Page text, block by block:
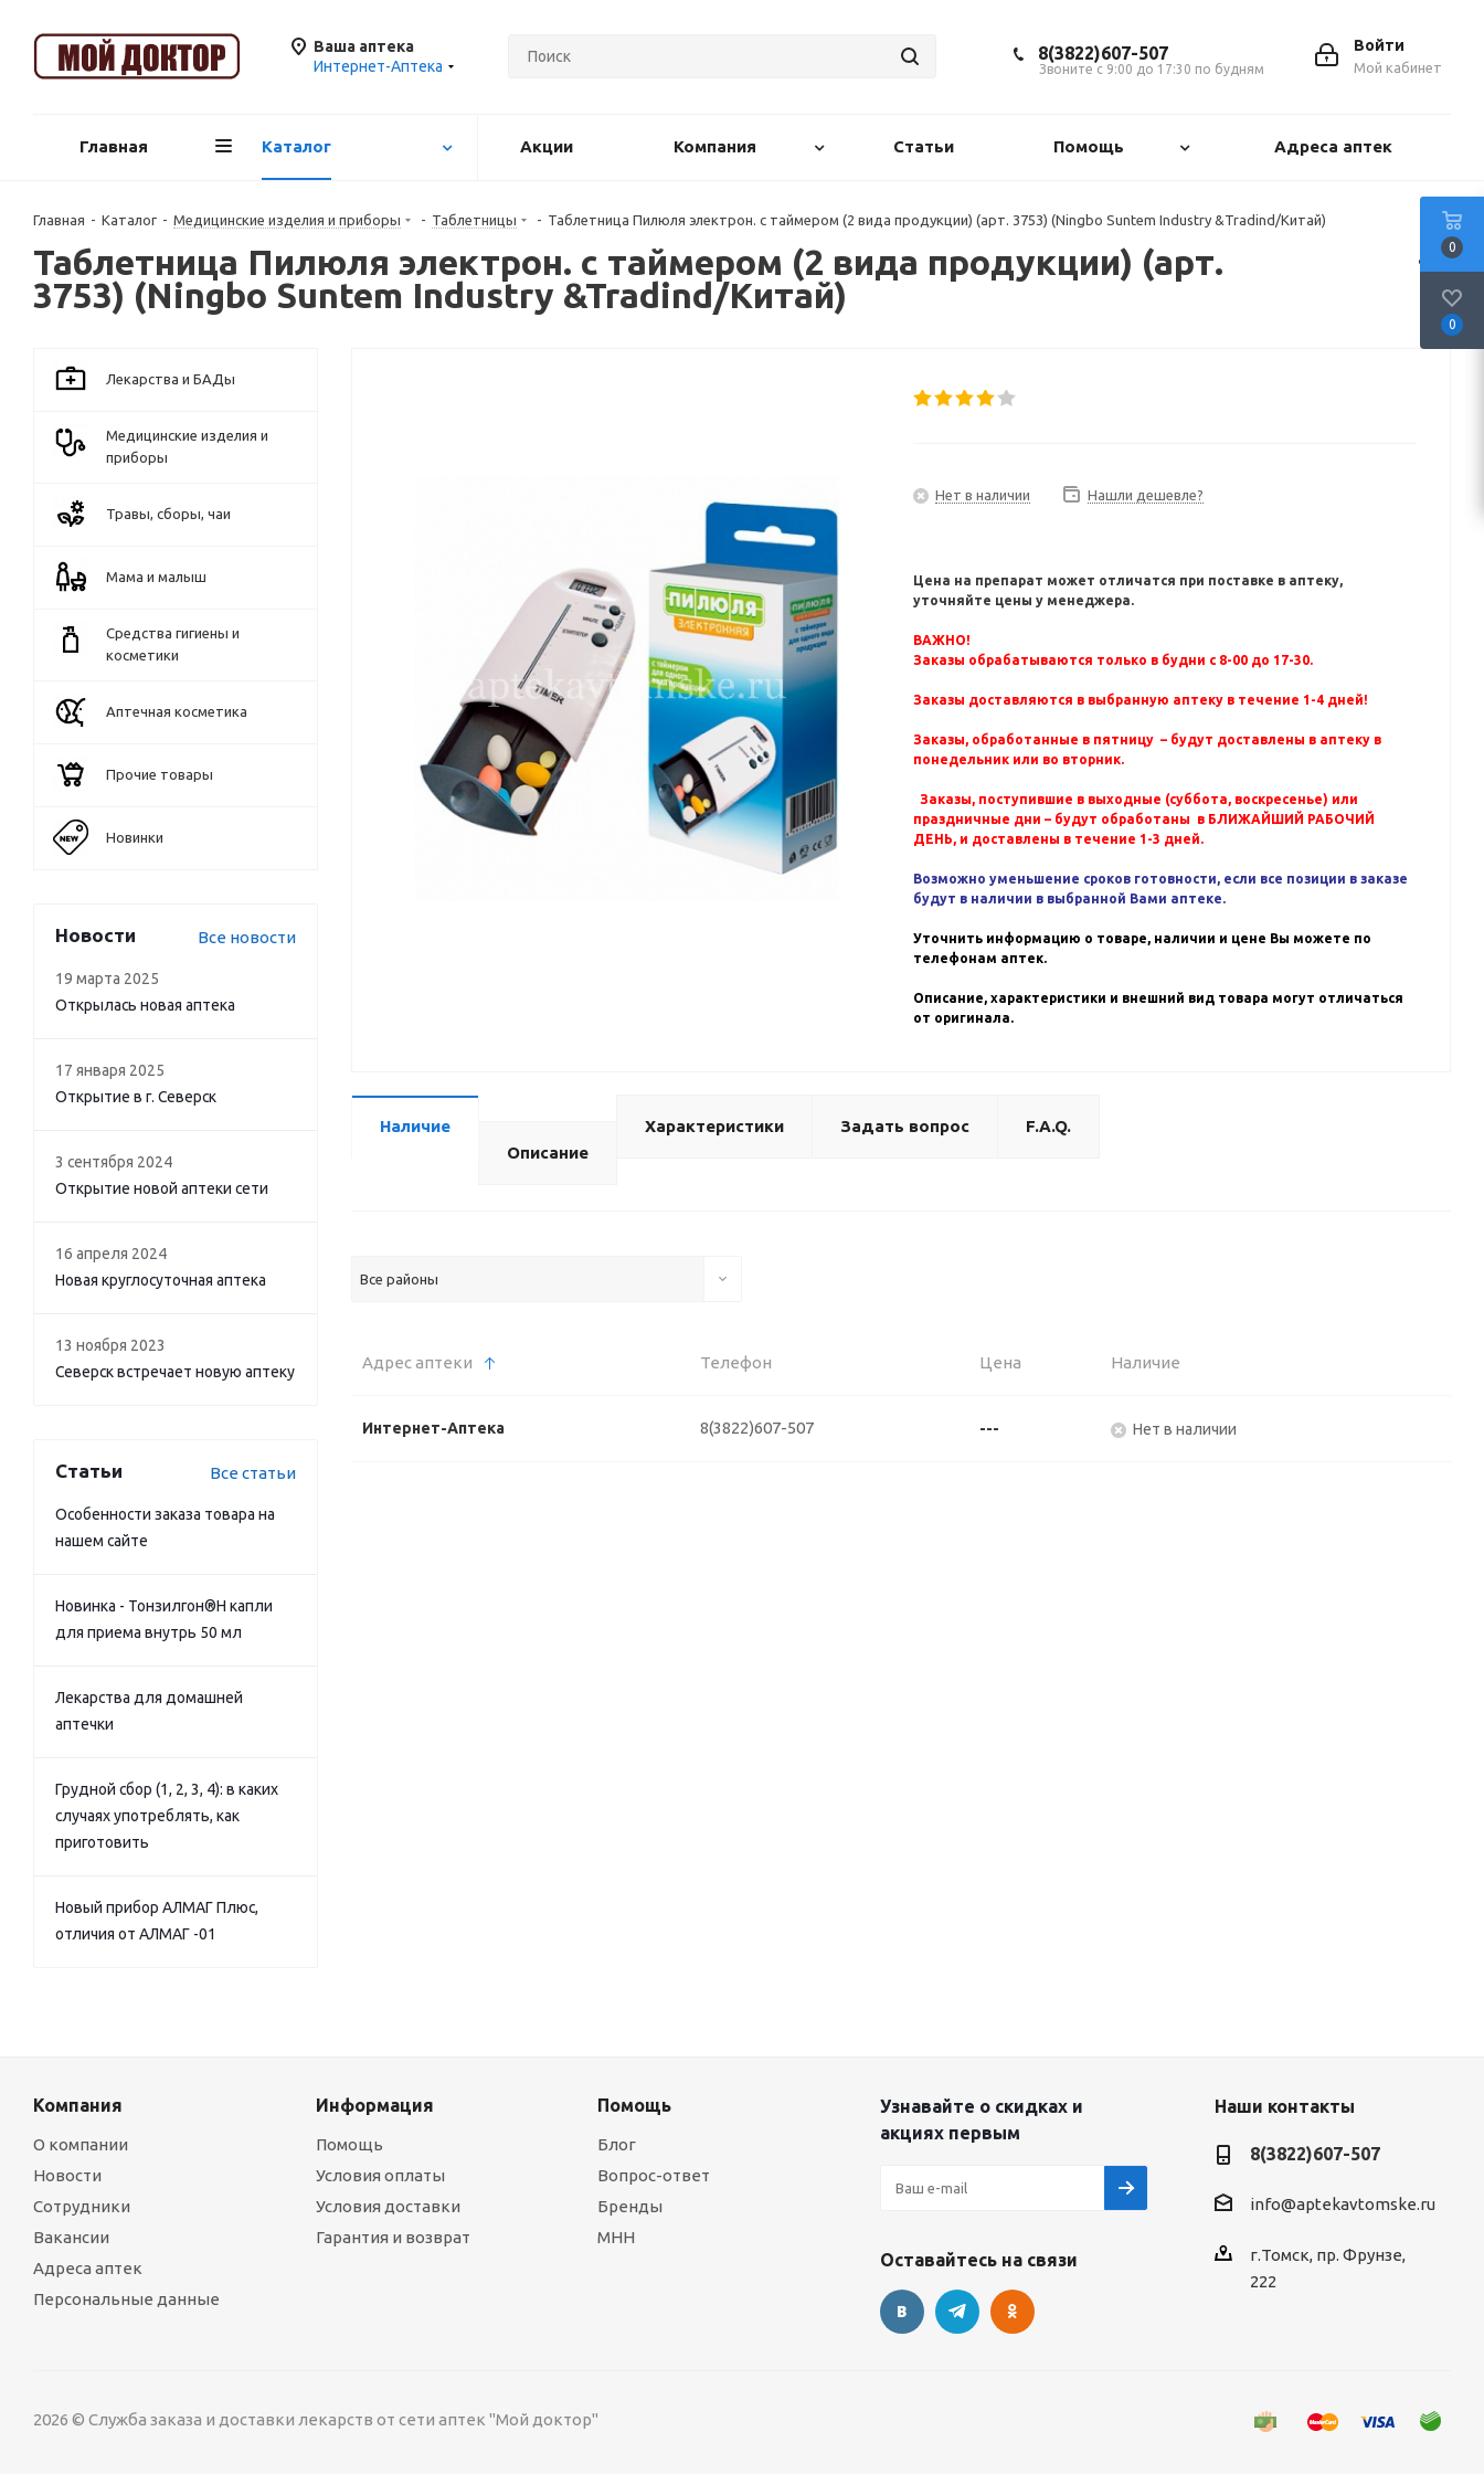
Ваша аптека
Интернет-Аптека
Войти
Мой кабинет
8(3822)607-507
Звоните с 9:00 до 17:30 по будням
Главная Каталог Акции Компания Статьи Помощь Адреса аптек
Главная - Каталог - Медицинские изделия и приборы - Таблетницы - Таблетница Пилюля электрон. с таймером (2 вида продукции) (арт. 3753) (Ningbo Suntem Industry &Tradind/Китай)
Таблетница Пилюля электрон. с таймером (2 вида продукции) (арт.
3753) (Ningbo Suntem Industry &Tradind/Китай)
Нет в наличии Нашли дешевле?
Цена на препарат может отличатся при поставке в аптеку,
уточняйте цены у менеджера.
ВАЖНО!
Заказы обрабатываются только в будни с 8-00 до 17-30.
Заказы доставляются в выбранную аптеку в течение 1-4 дней!
Заказы, обработанные в пятницу – будут доставлены в аптеку в
понедельник или во вторник.
Заказы, поступившие в выходные (суббота, воскресенье) или
праздничные дни – будут обработаны в БЛИЖАЙШИЙ РАБОЧИЙ
ДЕНЬ, и доставлены в течение 1-3 дней.
Возможно уменьшение сроков готовности, если все позиции в заказе
будут в наличии в выбранной Вами аптеке.
Уточнить информацию о товаре, наличии и цене Вы можете по
телефонам аптек.
Описание, характеристики и внешний вид товара могут отличаться
от оригинала.
Наличие
Описание
Характеристики Задать вопрос F.A.Q.
Все районы
Адрес аптеки Телефон Цена Наличие
Интернет-Аптека 8(3822)607-507 --- Нет в наличии
Лекарства и БАДы
Медицинские изделия и
приборы
Травы, сборы, чаи
Мама и малыш
Средства гигиены и
косметики
Аптечная косметика
Прочие товары
Новинки
Новости Все новости
19 марта 2025
Открылась новая аптека
17 января 2025
Открытие в г. Северск
3 сентября 2024
Открытие новой аптеки сети
16 апреля 2024
Новая круглосуточная аптека
13 ноября 2023
Северск встречает новую аптеку
Статьи Все статьи
Особенности заказа товара на
нашем сайте
Новинка - Тонзилгон®Н капли
для приема внутрь 50 мл
Лекарства для домашней
аптечки
Грудной сбор (1, 2, 3, 4): в каких
случаях употреблять, как
приготовить
Новый прибор АЛМАГ Плюс,
отличия от АЛМАГ -01
Компания
О компании
Новости
Сотрудники
Вакансии
Адреса аптек
Персональные данные
Информация
Помощь
Условия оплаты
Условия доставки
Гарантия и возврат
Помощь
Блог
Вопрос-ответ
Бренды
МНН
Узнавайте о скидках и
акциях первым
Оставайтесь на связи
Наши контакты
8(3822)607-507
info@aptekavtomske.ru
г.Томск, пр. Фрунзе,
222
2026 © Служба заказа и доставки лекарств от сети аптек "Мой доктор"
0
0